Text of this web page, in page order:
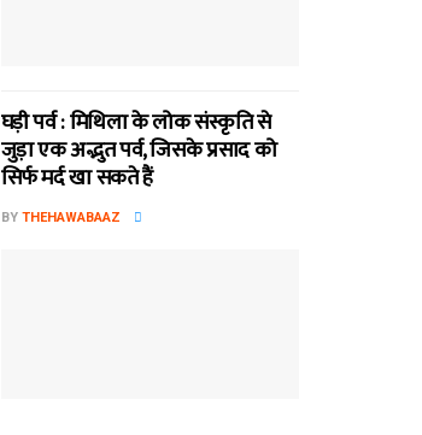
घड़ी पर्व : मिथि‍ला के लोक संस्कृति से
जुड़ा एक अद्भुत पर्व, जिसके प्रसाद को
सिर्फ मर्द खा सकते हैं
BY THEHAWABAAZ